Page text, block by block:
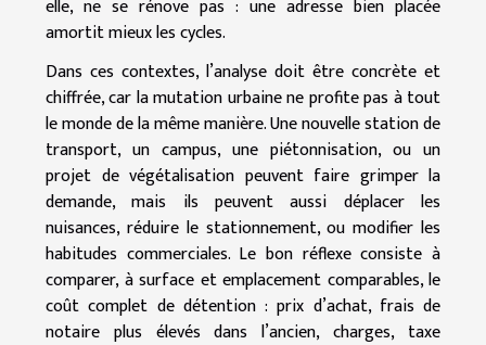
elle, ne se rénove pas : une adresse bien placée
amortit mieux les cycles.
Dans ces contextes, l’analyse doit être concrète et
chiffrée, car la mutation urbaine ne profite pas à tout
le monde de la même manière. Une nouvelle station de
transport, un campus, une piétonnisation, ou un
projet de végétalisation peuvent faire grimper la
demande, mais ils peuvent aussi déplacer les
nuisances, réduire le stationnement, ou modifier les
habitudes commerciales. Le bon réflexe consiste à
comparer, à surface et emplacement comparables, le
coût complet de détention : prix d’achat, frais de
notaire plus élevés dans l’ancien, charges, taxe